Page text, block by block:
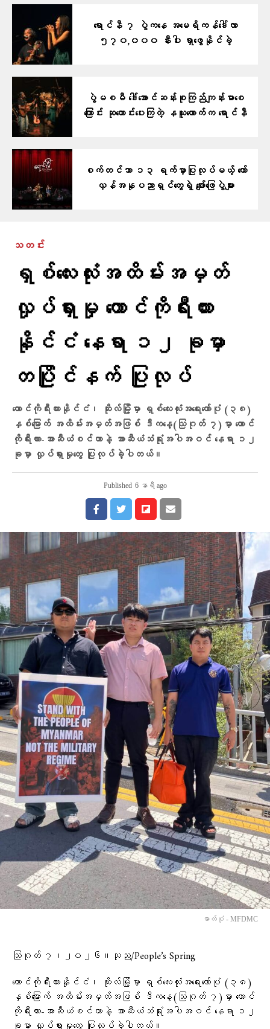
ရောင်နီ ၇ ပွဲကနေ အမေရိကန်ဒေါ်လာ
၅၇၀,၀၀၀ နီးပါး ရှာဖွေနိုင်ခဲ့
ပွဲမစမီ ဒေါ်အောင်ဆန်းစုကြည်ကျန်းမာစေ
ကြောင်း ဆုတောင်းပေးကြတဲ့ နယူးယောက်က ရောင်နီ
စက်တင်ဘာ ၁၃ ရက်မှာပြုလုပ်မယ့် တော်
လှန်အနုပညာရှင်တွေရဲ့ ဖျော်ဖြေပွဲများ
သတင်း
ရှစ်လေးလုံးအထိမ်းအမှတ်
လှုပ်ရှားမှု တောင်ကိုရီးယား
နိုင်ငံ နေရာ ၁၂ ခုမှာ
တပြိုင်နက် ပြုလုပ်
တောင်ကိုရီးယားနိုင်ငံ၊ ဆိုးလ်မြို့မှာ ရှစ်လေးလုံးအရေးတော်ပုံ (၃၈)
နှစ်မြောက် အထိမ်းအမှတ်အဖြစ် ဒီကနေ့(သြဂုတ် ၇)မှာ တောင်
ကိုရီးယား-အာဆီယံစင်တာနဲ့ အာဆီယံသံရုံးအပါအဝင် နေရာ ၁၂
ခုမှာ လှုပ်ရှားမှုတွေ ပြုလုပ်ခဲ့ပါတယ်။
Published 6 နာရီ ago
ဓာတ်ပုံ - MFDMC
သြဂုတ် ၇၊၂၀၂၆။သုည/People’s Spring
တောင်ကိုရီးယားနိုင်ငံ၊ ဆိုးလ်မြို့မှာ ရှစ်လေးလုံးအရေးတော်ပုံ (၃၈)
နှစ်မြောက် အထိမ်းအမှတ်အဖြစ် ဒီကနေ့(သြဂုတ် ၇)မှာ တောင်
ကိုရီးယား-အာဆီယံစင်တာနဲ့ အာဆီယံသံရုံးအပါအဝင် နေရာ ၁၂